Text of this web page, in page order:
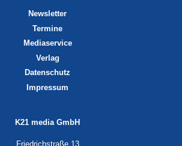
Newsletter
Termine
Mediaservice
Verlag
Datenschutz
Impressum
K21 media GmbH
Friedrichstraße 13